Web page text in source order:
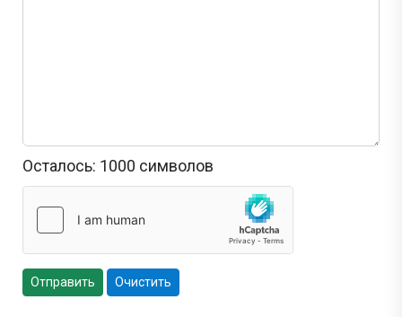
Осталось: 1000 символов
Отправить Очистить